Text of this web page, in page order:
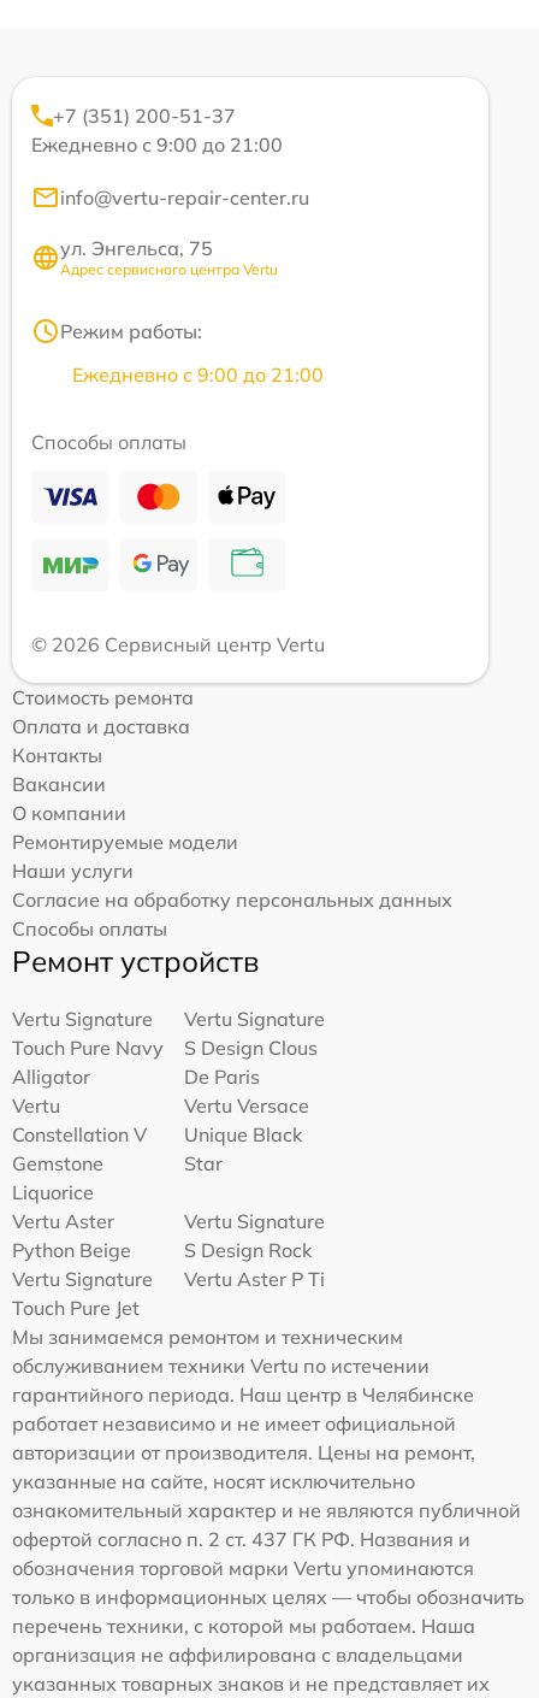
+7 (351) 200-51-37
Ежедневно с 9:00 до 21:00
info@vertu-repair-center.ru
ул. Энгельса, 75
Адрес сервисного центра Vertu
Режим работы:
Ежедневно с 9:00 до 21:00
Способы оплаты
© 2026 Сервисный центр Vertu
Стоимость ремонта
Оплата и доставка
Контакты
Вакансии
О компании
Ремонтируемые модели
Наши услуги
Согласие на обработку персональных данных
Способы оплаты
Ремонт устройств
Vertu Signature
Touch Pure Navy
Alligator
Vertu Signature
S Design Clous
De Paris
Vertu
Constellation V
Gemstone
Liquorice
Vertu Versace
Unique Black
Star
Vertu Aster
Python Beige
Vertu Signature
S Design Rock
Vertu Signature
Touch Pure Jet
Vertu Aster P Ti
Мы занимаемся ремонтом и техническим
обслуживанием техники Vertu по истечении
гарантийного периода. Наш центр в Челябинске
работает независимо и не имеет официальной
авторизации от производителя. Цены на ремонт,
указанные на сайте, носят исключительно
ознакомительный характер и не являются публичной
офертой согласно п. 2 ст. 437 ГК РФ. Названия и
обозначения торговой марки Vertu упоминаются
только в информационных целях — чтобы обозначить
перечень техники, с которой мы работаем. Наша
организация не аффилирована с владельцами
указанных товарных знаков и не представляет их